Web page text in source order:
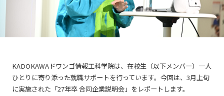
KADOKAWAドワンゴ情報工科学院は、在校生（以下メンバー）一人
ひとりに寄り添った就職サポートを行っています。今回は、3月上旬
に実施された「27年卒 合同企業説明会」をレポートします。